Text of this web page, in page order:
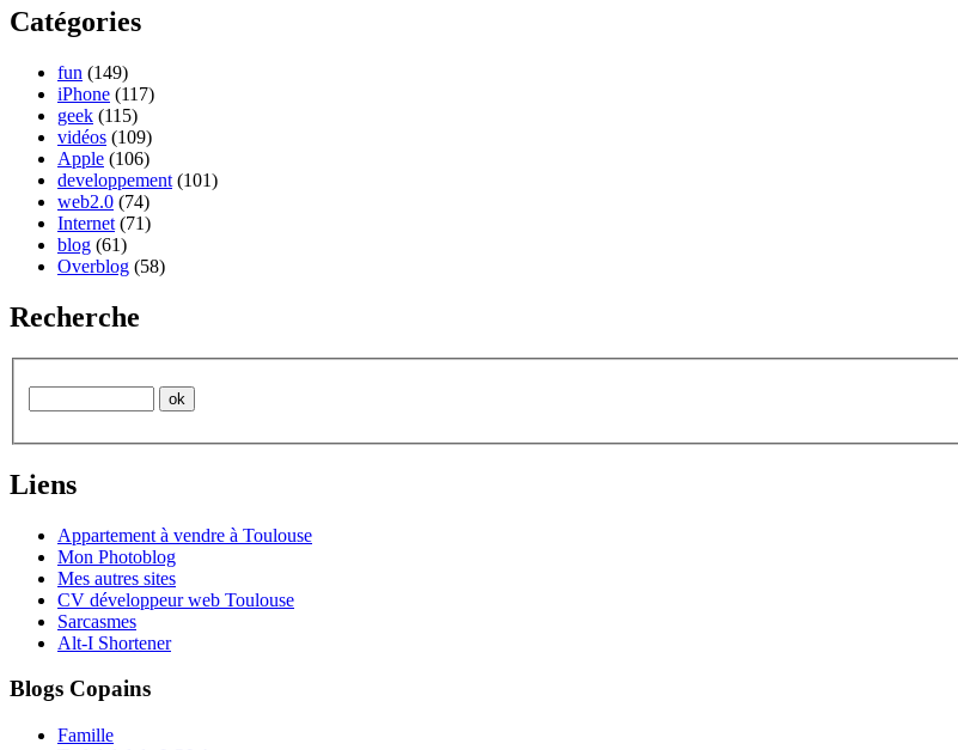
Catégories
fun (149)
iPhone (117)
geek (115)
vidéos (109)
Apple (106)
developpement (101)
web2.0 (74)
Internet (71)
blog (61)
Overblog (58)
Recherche
Liens
Appartement à vendre à Toulouse
Mon Photoblog
Mes autres sites
CV développeur web Toulouse
Sarcasmes
Alt-I Shortener
Blogs Copains
Famille